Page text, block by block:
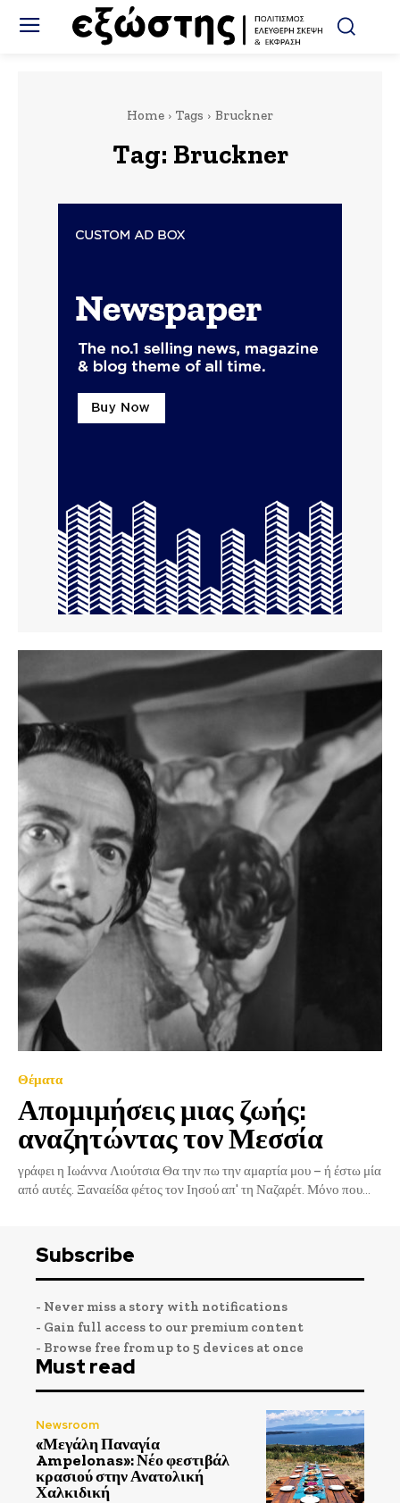
Home Tags Bruckner
Tag: Bruckner
Θέματα
Απομιμήσεις μιας ζωής:
αναζητώντας τον Μεσσία
γράφει η Ιωάννα Λιούτσια Θα την πω την αμαρτία μου – ή έστω μία
από αυτές. Ξαναείδα φέτος τον Ιησού απ' τη Ναζαρέτ. Μόνο που...
Subscribe
- Never miss a story with notifications
- Gain full access to our premium content
- Browse free from up to 5 devices at once
Must read
Newsroom
«Μεγάλη Παναγία
Ampelonas»: Νέο φεστιβάλ
κρασιού στην Ανατολική
Χαλκιδική